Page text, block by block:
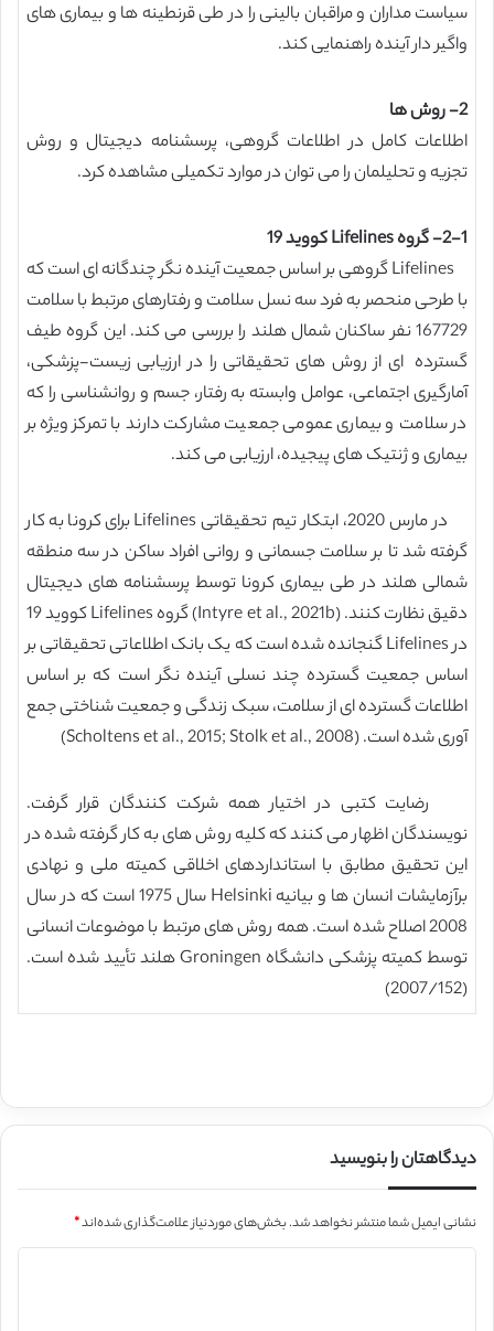
سیاست مداران و مراقبان بالینی را در طی قرنطینه ها و بیماری های
واگیر دار آینده راهنمایی کند.
2- روش ها
اطلاعات کامل در اطلاعات گروهی، پرسشنامه دیجیتال و روش
تجزیه و تحلیلمان را می توان در موارد تکمیلی مشاهده کرد.
2-1- گروه Lifelines کووید 19
Lifelines گروهی بر اساس جمعیت آینده نگر چندگانه ای است که
با طرحی منحصر به فرد سه نسل سلامت و رفتارهای مرتبط با سلامت
167729 نفر ساکنان شمال هلند را بررسی می کند. این گروه طیف
گسترده ای از روش های تحقیقاتی را در ارزیابی زیست-پزشکی،
آمارگیری اجتماعی، عوامل وابسته به رفتار، جسم و روانشناسی را که
در سلامت و بیماری عمومی جمعیت مشارکت دارند با تمرکز ویژه بر
بیماری و ژنتیک های پیجیده، ارزیابی می کند.
در مارس 2020، ابتکار تیم تحقیقاتی Lifelines برای کرونا به کار
گرفته شد تا بر سلامت جسمانی و روانی افراد ساکن در سه منطقه
شمالی هلند در طی بیماری کرونا توسط پرسشنامه های دیجیتال
دقیق نظارت کنند. (Intyre et al., 2021b) گروه Lifelines کووید 19
در Lifelines گنجانده شده است که یک بانک اطلاعاتی تحقیقاتی بر
اساس جمعیت گسترده چند نسلی آینده نگر است که بر اساس
اطلاعات گسترده ای از سلامت، سبک زندگی و جمعیت شناختی جمع
آوری شده است. (Scholtens et al., 2015; Stolk et al., 2008)
رضایت کتبی در اختیار همه شرکت کنندگان قرار گرفت.
نویسندگان اظهار می کنند که کلیه روش های به کار گرفته شده در
این تحقیق مطابق با استانداردهای اخلاقی کمیته ملی و نهادی
برآزمایشات انسان ها و بیانیه Helsinki سال 1975 است که در سال
2008 اصلاح شده است. همه روش های مرتبط با موضوعات انسانی
توسط کمیته پزشکی دانشگاه Groningen هلند تأیید شده است.
(2007/152)
دیدگاهتان را بنویسید
نشانی ایمیل شما منتشر نخواهد شد.بخش‌های موردنیاز علامت‌گذاری شده‌اند*